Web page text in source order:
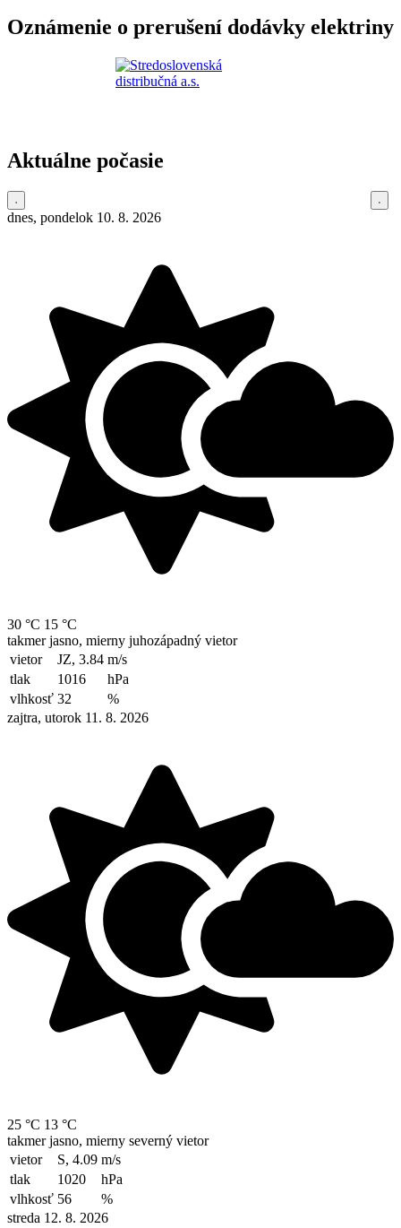
Oznámenie o prerušení dodávky elektriny
Aktuálne počasie
dnes, pondelok 10. 8. 2026
30 °C 15 °C
takmer jasno, mierny juhozápadný vietor
vietor
JZ, 3.84 m/s
tlak
1016
hPa
vlhkosť 32
%
zajtra, utorok 11. 8. 2026
25 °C 13 °C
takmer jasno, mierny severný vietor
vietor
S, 4.09 m/s
tlak
1020
hPa
vlhkosť 56
%
streda 12. 8. 2026